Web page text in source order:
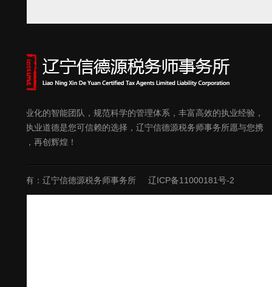
优秀专业化的智能团队，规范科学的管理体系，丰富高效的执业经验，
良好的执业道德是您可信赖的选择，辽宁信德源税务师事务所愿与您携
手共进，再创辉煌！
版权所有：辽宁信德源税务师事务所 辽ICP备11000181号-2